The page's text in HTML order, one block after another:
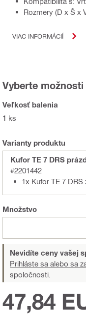
Rozmery (D x Š x
VIAC INFORMÁCIÍ
Vyberte možnosti
Veľkosť balenia
1 ks
Varianty produktu
Kufor TE 7 DRS
#2201442
1x Kufor TE 7 DRS
Množstvo
Nevidíte ceny vašej
Prihláste sa alebo sa
spoločnosti.
47,84